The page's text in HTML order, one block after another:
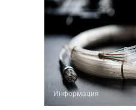
Информация